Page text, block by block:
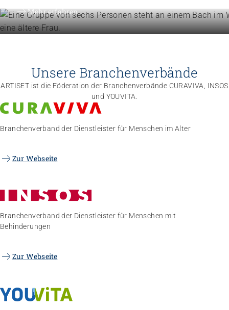
Mehr erfahren
Unsere Branchenverbände
ARTISET ist die Föderation der Branchenverbände CURAVIVA, INSOS
und YOUVITA.
Branchenverband der Dienstleister für Menschen im Alter
Zur Webseite
Branchenverband der Dienstleister für Menschen mit
Behinderungen
Zur Webseite